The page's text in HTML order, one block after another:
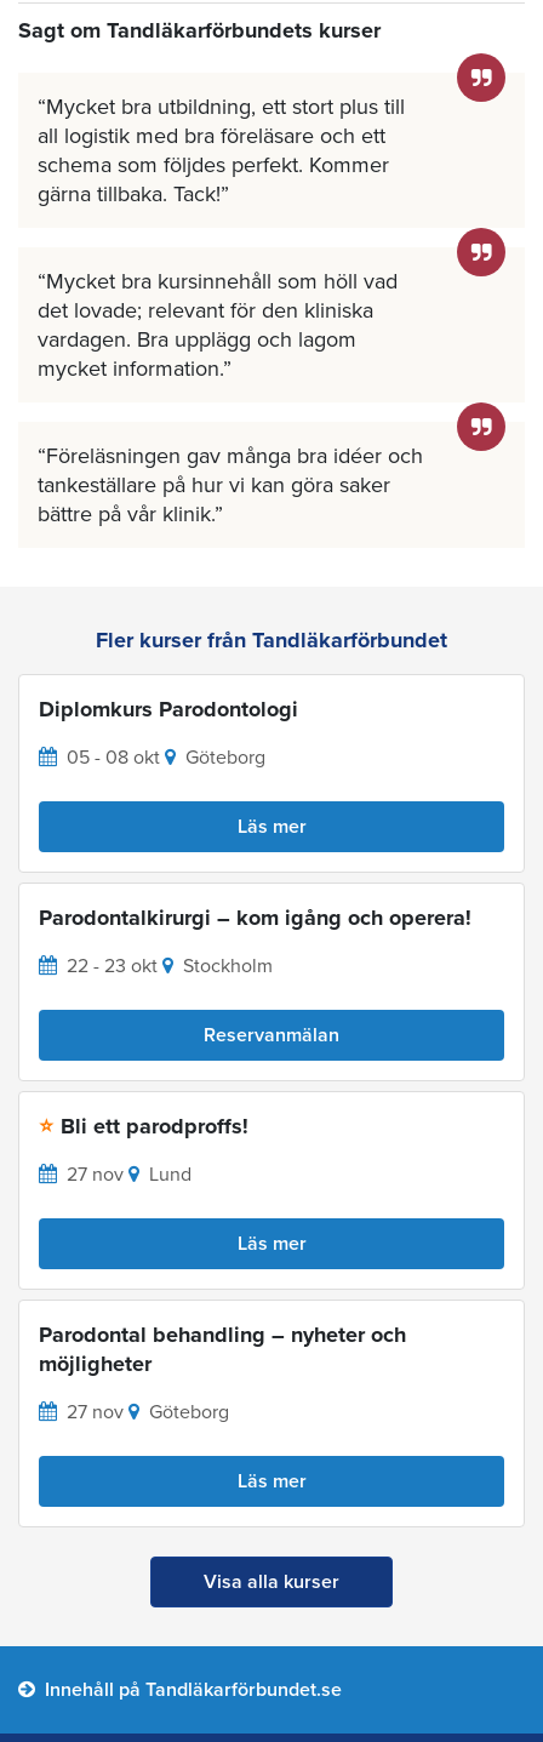
Sagt om Tandläkarförbundets kurser
Mycket bra utbildning, ett stort plus till
all logistik med bra föreläsare och ett
schema som följdes perfekt. Kommer
gärna tillbaka. Tack!
Mycket bra kursinnehåll som höll vad
det lovade; relevant för den kliniska
vardagen. Bra upplägg och lagom
mycket information.
Föreläsningen gav många bra idéer och
tankeställare på hur vi kan göra saker
bättre på vår klinik.
Fler kurser från Tandläkarförbundet
Diplomkurs Parodontologi
05 - 08 okt Göteborg
Läs mer
Parodontalkirurgi – kom igång och operera!
22 - 23 okt Stockholm
Reservanmälan
⭐ Bli ett parodproffs!
27 nov Lund
Läs mer
Parodontal behandling – nyheter och
möjligheter
27 nov Göteborg
Läs mer
Visa alla kurser
Innehåll på Tandläkarförbundet.se